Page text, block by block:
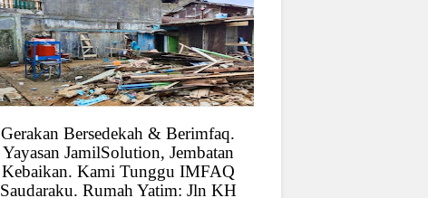
Gerakan Bersedekah & Berimfaq.
Yayasan JamilSolution, Jembatan
Kebaikan. Kami Tunggu IMFAQ
Saudaraku. Rumah Yatim: Jln KH